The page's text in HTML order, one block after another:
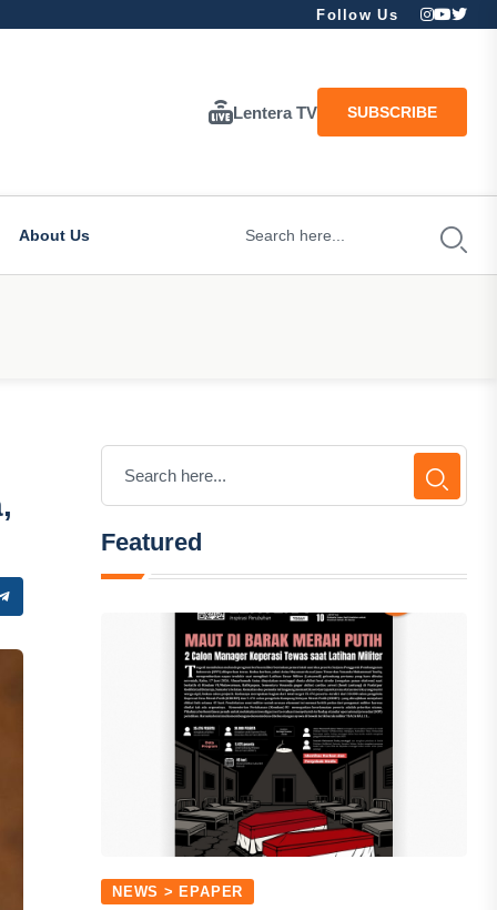
Follow Us
Lentera TV SUBSCRIBE
About Us
Featured
NEWS > EPAPER